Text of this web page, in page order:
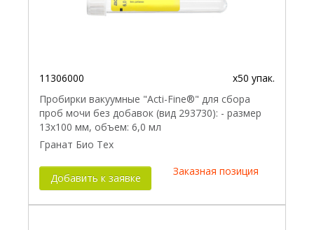
11306000
x50 упак.
Пробирки вакуумные "Acti-Fine®" для сбора
проб мочи без добавок (вид 293730): - размер
13x100 мм, объем: 6,0 мл
Гранат Био Тех
Добавить к заявке
Заказная позиция